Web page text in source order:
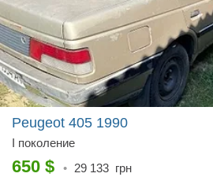
Peugeot 405 1990
I поколение
650 $ • 29 133 грн